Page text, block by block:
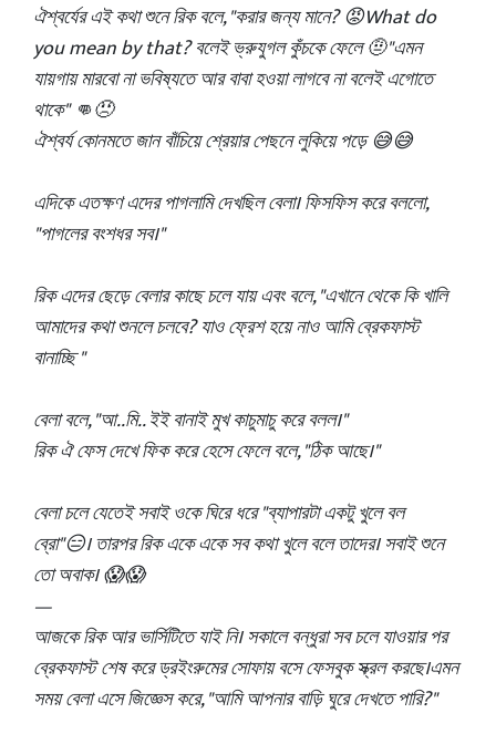
ঐশ্বর্যের এই কথা শুনে রিক বলে, "করার জন্য মানে? 😡What do
you mean by that? বলেই ভ্রুযুগল কুঁচকে ফেলে 🤨"এমন
যায়গায় মারবো না ভবিষ্যতে আর বাবা হওয়া লাগবে না বলেই এগোতে
থাকে" 👊😠
ঐশ্বর্য কোনমতে জান বাঁচিয়ে শ্রেয়ার পেছনে লুকিয়ে পড়ে 😅😅
এদিকে এতক্ষণ এদের পাগলামি দেখছিল বেলা। ফিসফিস করে বললো,
"পাগলের বংশধর সব।"
রিক এদের ছেড়ে বেলার কাছে চলে যায় এবং বলে, "এখানে থেকে কি খালি
আমাদের কথা শুনলে চলবে? যাও ফ্রেশ হয়ে নাও আমি ব্রেকফাস্ট
বানাচ্ছি "
বেলা বলে, "আ..মি.. ইই বানাই মুখ কাচুমাচু করে বলল।"
রিক ঐ ফেস দেখে ফিক করে হেসে ফেলে বলে, "ঠিক আছে।"
বেলা চলে যেতেই সবাই ওকে ঘিরে ধরে "ব্যাপারটা একটু খুলে বল
ব্রো"😑। তারপর রিক একে একে সব কথা খুলে বলে তাদের। সবাই শুনে
তো অবাক। 😱😱
—
আজকে রিক আর ভার্সিটিতে যাই নি। সকালে বন্ধুরা সব চলে যাওয়ার পর
ব্রেকফাস্ট শেষ করে ড্রইংরুমের সোফায় বসে ফেসবুক স্ক্রল করছে।এমন
সময় বেলা এসে জিজ্ঞেস করে, "আমি আপনার বাড়ি ঘুরে দেখতে পারি?"